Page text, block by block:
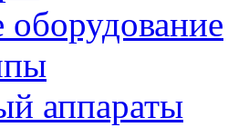
оборудование
аппараты